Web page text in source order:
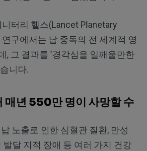
터리 헬스(Lancet Planetary
구에서는 납 중독의 전 세계적 영
, 그 결과를 '경각심을 일깨울만한
니다.
매년 550만 명이 사망할 수
노출로 인한 심혈관 질환, 만성
발달 지적 장애 등 여러 가지 건강